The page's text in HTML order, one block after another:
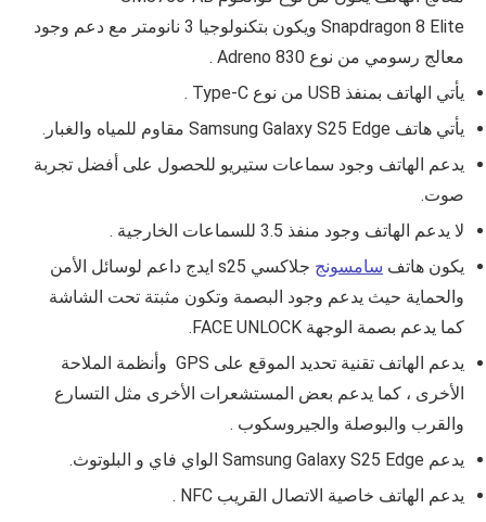
Snapdragon 8 Elite
ويكون بتكنولوجيا 3 نانومتر مع دعم وجود
معالج رسومي من نوع Adreno 830
.
يأتي الهاتف بمنفذ USB من نوع
Type-C .
يأتي هاتف Samsung Galaxy S25 Edge مقاوم للمياه والغبار.
يدعم الهاتف وجود سماعات ستيريو للحصول على أفضل تجربة
صوت.
لا يدعم الهاتف وجود منفذ 3.5 للسماعات الخارجية .
يكون هاتف سامسونج
جلاكسي s25 ايدج داعم لوسائل الأمن
والحماية حيث يدعم وجود البصمة وتكون مثبتة تحت الشاشة
كما يدعم بصمة الوجهة FACE UNLOCK.
يدعم الهاتف تقنية تحديد الموقع على GPS وأنظمة الملاحة
الأخرى ، كما يدعم بعض المستشعرات الأخرى مثل التسارع
والقرب والبوصلة والجيروسكوب .
يدعم Samsung Galaxy S25 Edge الواي فاي و البلوتوث
.
يدعم الهاتف خاصية الاتصال القريب NFC .